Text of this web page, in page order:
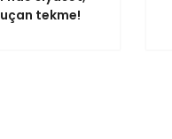
tekme!